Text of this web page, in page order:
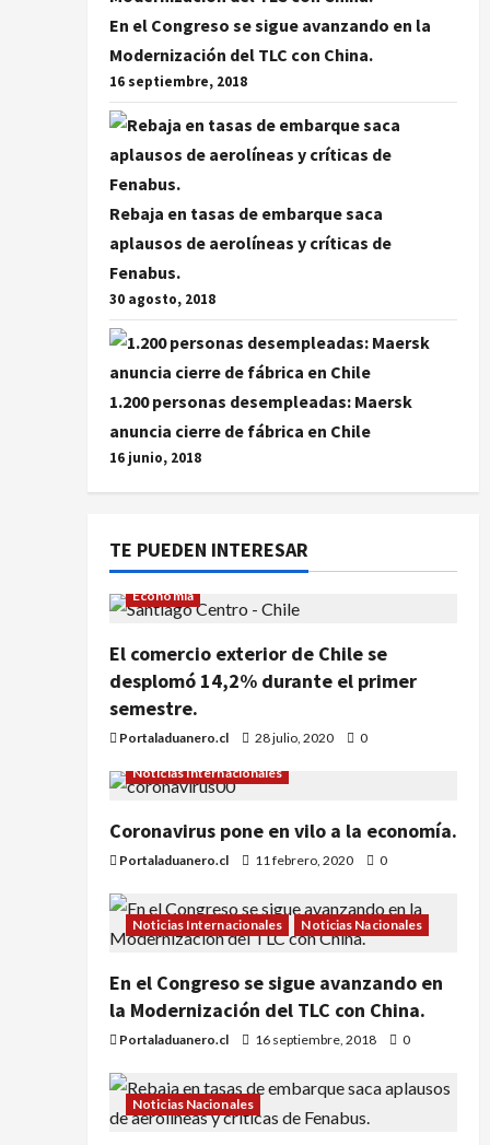
En el Congreso se sigue avanzando en la
Modernización del TLC con China.
16 septiembre, 2018
Rebaja en tasas de embarque saca
aplausos de aerolíneas y críticas de
Fenabus.
30 agosto, 2018
1.200 personas desempleadas: Maersk
anuncia cierre de fábrica en Chile
16 junio, 2018
TE PUEDEN INTERESAR
Economía
El comercio exterior de Chile se
desplomó 14,2% durante el primer
semestre.
Portaladuanero.cl 28 julio, 2020 0
Noticias Internacionales
Coronavirus pone en vilo a la economía.
Portaladuanero.cl 11 febrero, 2020 0
Noticias Internacionales Noticias Nacionales
En el Congreso se sigue avanzando en
la Modernización del TLC con China.
Portaladuanero.cl 16 septiembre, 2018 0
Noticias Nacionales